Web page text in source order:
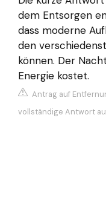
dem Entsorgen
dass moderne
den
können. Der
Energie kostet.
Antrag auf
vollständige Antwort